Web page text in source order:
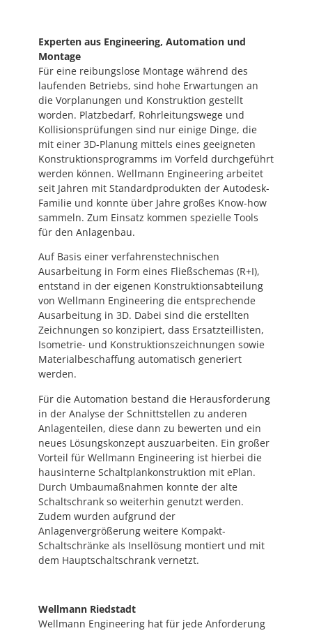
Experten aus Engineering, Automation und
Montage
Für eine reibungslose Montage während des
laufenden Betriebs, sind hohe Erwartungen an
die Vorplanungen und Konstruktion gestellt
worden. Platzbedarf, Rohrleitungswege und
Kollisionsprüfungen sind nur einige Dinge, die
mit einer 3D-Planung mittels eines geeigneten
Konstruktionsprogramms im Vorfeld durchgeführt
werden können. Wellmann Engineering arbeitet
seit Jahren mit Standardprodukten der Autodesk-
Familie und konnte über Jahre großes Know-how
sammeln. Zum Einsatz kommen spezielle Tools
für den Anlagenbau.
Auf Basis einer verfahrenstechnischen
Ausarbeitung in Form eines Fließschemas (R+I),
entstand in der eigenen Konstruktionsabteilung
von Wellmann Engineering die entsprechende
Ausarbeitung in 3D. Dabei sind die erstellten
Zeichnungen so konzipiert, dass Ersatzteillisten,
Isometrie- und Konstruktionszeichnungen sowie
Materialbeschaffung automatisch generiert
werden.
Für die Automation bestand die Herausforderung
in der Analyse der Schnittstellen zu anderen
Anlagenteilen, diese dann zu bewerten und ein
neues Lösungskonzept auszuarbeiten. Ein großer
Vorteil für Wellmann Engineering ist hierbei die
hausinterne Schaltplankonstruktion mit ePlan.
Durch Umbaumaßnahmen konnte der alte
Schaltschrank so weiterhin genutzt werden.
Zudem wurden aufgrund der
Anlagenvergrößerung weitere Kompakt-
Schaltschränke als Insellösung montiert und mit
dem Hauptschaltschrank vernetzt.
Wellmann Riedstadt
Wellmann Engineering hat für jede Anforderung